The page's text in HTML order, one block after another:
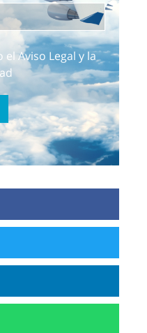
el Aviso Legal y la